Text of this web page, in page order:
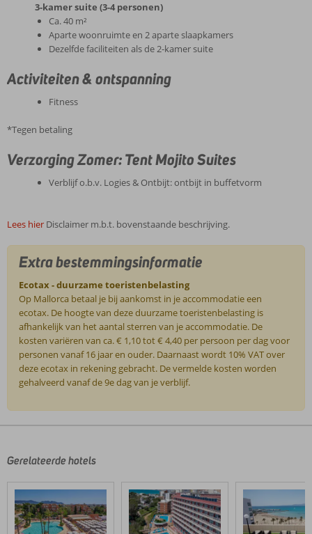
3-kamer suite (3-4 personen)
Ca. 40 m²
Aparte woonruimte en 2 aparte slaapkamers
Dezelfde faciliteiten als de 2-kamer suite
Activiteiten & ontspanning
Fitness
*Tegen betaling
Verzorging Zomer: Tent Mojito Suites
Verblijf o.b.v. Logies & Ontbijt: ontbijt in buffetvorm
Lees hier Disclaimer m.b.t. bovenstaande beschrijving.
Extra bestemmingsinformatie
Ecotax - duurzame toeristenbelasting
Op Mallorca betaal je bij aankomst in je accommodatie een
ecotax. De hoogte van deze duurzame toeristenbelasting is
afhankelijk van het aantal sterren van je accommodatie. De
kosten variëren van ca. € 1,10 tot € 4,40 per persoon per dag voor
personen vanaf 16 jaar en ouder. Daarnaast wordt 10% VAT over
deze ecotax in rekening gebracht. De vermelde kosten worden
gehalveerd vanaf de 9e dag van je verblijf.
door
klanten
geschreven
na
hun
Gerelateerde hotels